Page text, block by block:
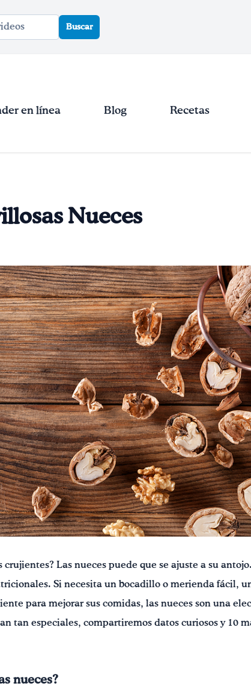
Buscar
en línea Blog Recetas
Nueces
crujientes? Las nueces puede que se ajuste a su
Si necesita un bocadillo o merienda fácil,
para mejorar sus comidas, las nueces son una
tan especiales, compartiremos datos curiosos y 10
nueces?